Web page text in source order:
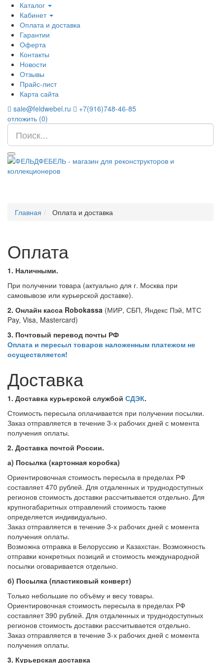
Каталог
Кабинет
Оплата и доставка
Гарантии
Оферта
Контакты
Новости
Отзывы
Прайс-лист
Карта сайта
sale@feldwebel.ru
+7(916)748-46-85
отложить (0)
Главная Оплата и доставка
Оплата
1. Наличными.
При получении товара (актуально для г. Москва при
самовывозе или курьерской доставке).
2. Онлайн касса Robokassa (МИР, СБП, Яндекс Пэй, МТС
Pay, Visa, Mastercard)
3. Почтовый перевод почты РФ
Оплата и пересыл товаров наложенным платежом не
осуществляется!
Доставка
1. Доставка курьерской службой СДЭК.
Стоимость пересыла оплачивается при получении посылки.
Заказ отправляется в течение 3-х рабочих дней с момента
получения оплаты.
2. Доставка почтой России.
а) Посылка (картонная коробка)
Ориентировочная стоимость пересыла в пределах РФ
составляет 470 рублей. Для отдаленных и труднодоступных
регионов стоимость доставки рассчитывается отдельно. Для
крупногабаритных отправлений стоимость также
определяется индивидуально.
Заказ отправляется в течение 3-х рабочих дней с момента
получения оплаты.
Возможна отправка в Белоруссию и Казахстан. Возможность
отправки конкретных позиций и стоимость международной
посылки оговаривается отдельно.
б) Посылка (пластиковый конверт)
Только небольшие по объёму и весу товары.
Ориентировочная стоимость пересыла в пределах РФ
составляет 390 рублей. Для отдаленных и труднодоступных
регионов стоимость доставки рассчитывается отдельно.
Заказ отправляется в течение 3-х рабочих дней с момента
получения оплаты.
3. Курьерская доставка